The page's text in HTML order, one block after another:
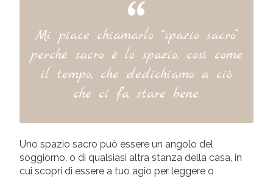
Mi piace chiamarlo “spazio sacro”
perché sacro è lo spazio, così come
il tempo, che dedichiamo a ciò
che ci fa stare bene.
Uno spazio sacro può essere un angolo del
soggiorno, o di qualsiasi altra stanza della casa, in
cui scopri di essere a tuo agio per leggere o